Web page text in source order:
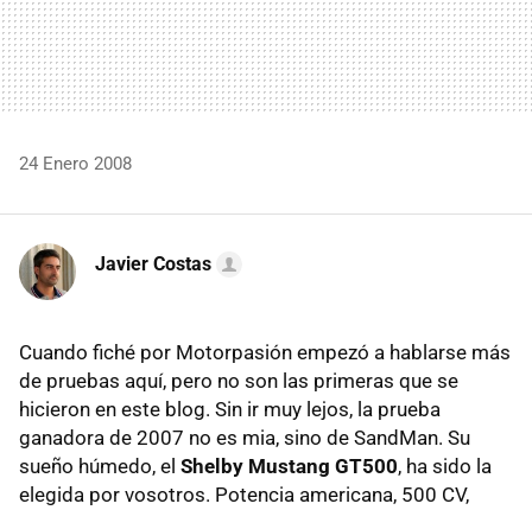
24 Enero 2008
Javier Costas
Cuando fiché por Motorpasión empezó a hablarse más
de pruebas aquí, pero no son las primeras que se
hicieron en este blog. Sin ir muy lejos, la prueba
ganadora de 2007 no es mia, sino de SandMan. Su
sueño húmedo, el Shelby Mustang GT500, ha sido la
elegida por vosotros. Potencia americana, 500 CV,